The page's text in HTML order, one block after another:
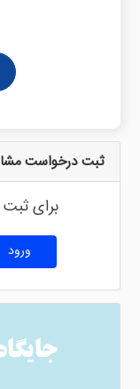
ثبت درخواست
برای
ورود